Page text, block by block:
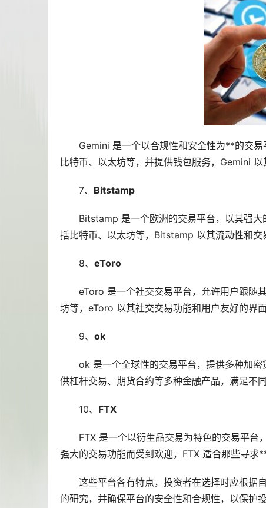
Gemini 是一个以合规性和安全性为**的交
比特币、以太坊等，并提供钱包服务，Gemini
7、 Bitstamp
Bitstamp 是一个欧洲的交易平台，以其强
括比特币、以太坊等，Bitstamp 以其流动性和交
8、 eToro
eToro 是一个社交交易平台，允许用户跟随
坊等，eToro 以其社交交易功能和用户友好的界
9、 ok
ok 是一个全球性的交易平台，提供多种加
供杠杆交易、期货合约等多种金融产品，满足不
10、 FTX
FTX 是一个以衍生品交易为特色的交易平台
强大的交易功能而受到欢迎，FTX 适合那些寻求
这些平台各有特点，投资者在选择时应根据
的研究，并确保平台的安全性和合规性，以保护